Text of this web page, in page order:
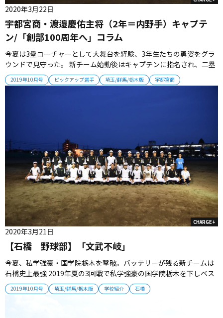
2019年10月号 ピックアップ選手 埼玉/群馬/栃木版 宇都宮商
宇都宮商・渡邉慶佑主将（2年＝内野手）キャプテ
ン/「創部100周年へ」コラム
2020年3月22日
今夏は3塁コーチャーとして大舞台を経験、3年生たちの勇姿をグラ
ウンドで見守った。 新チーム始動後はキャプテンに指名され、二塁
手としてチームを牽引している。 2年生が6人と少ないため、１年生
の力が不可欠。 渡邉主将は「1・2年生の壁をなくして、1年生がプ
CHARGE+
2019年10月号 埼玉/群馬/栃木版 学校紹介 石橋
【石橋 野球部】「文武不岐」
2020年3月21日
今夏、私学強豪・国学院栃木を撃破。バッテリーが残る新チームは
石橋史上最強 2019年夏の3回戦で私学強豪の国学院栃木を下しベス
ト8へ進出した伝統進学校・石橋。夏のエース山崎巧翔（2年）が残
るチームは、飛躍の可能性を秘めている。 ■ 執念の戦いで夏ベスト